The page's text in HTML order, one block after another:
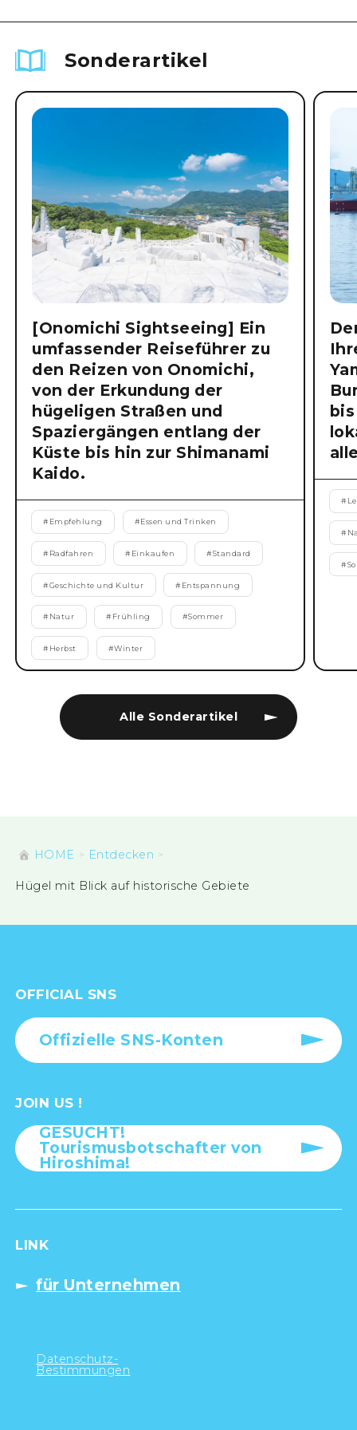
Sonderartikel
Alle Sonderartikel
[Onomichi Sightseeing] Ein
umfassender Reiseführer zu
den Reizen von Onomichi,
von der Erkundung der
hügeligen Straßen und
Spaziergängen entlang der
Küste bis hin zur Shimanami
Kaido.
# Empfehlung #Essen und Trinken
# Radfahren # Einkaufen #Standard
#Geschichte und Kultur # Entspannung
# Natur # Frühling #Sommer
# Herbst #Winter
#
#
#
HOME Entdecken
Hügel mit Blick auf historische Gebiete
OFFICIAL SNS
Offizielle SNS-Konten
JOIN US !
GESUCHT!
Tourismusbotschafter von
Hiroshima!
LINK
für Unternehmen
Datenschutz-
Bestimmungen